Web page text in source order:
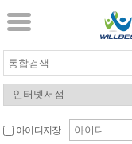
아이디저장